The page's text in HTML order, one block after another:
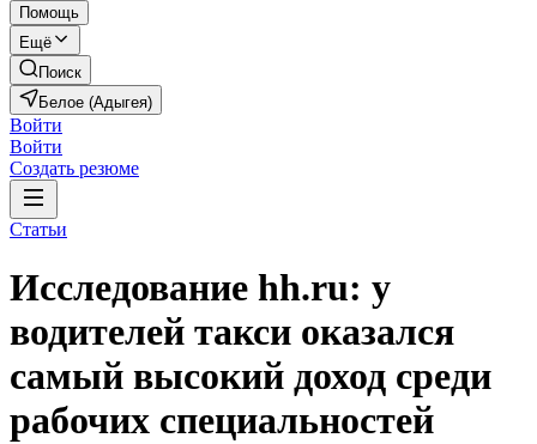
Помощь
Ещё
Поиск
Белое (Адыгея)
Войти
Войти
Создать резюме
Статьи
Исследование hh.ru: у
водителей такси оказался
самый высокий доход среди
рабочих специальностей